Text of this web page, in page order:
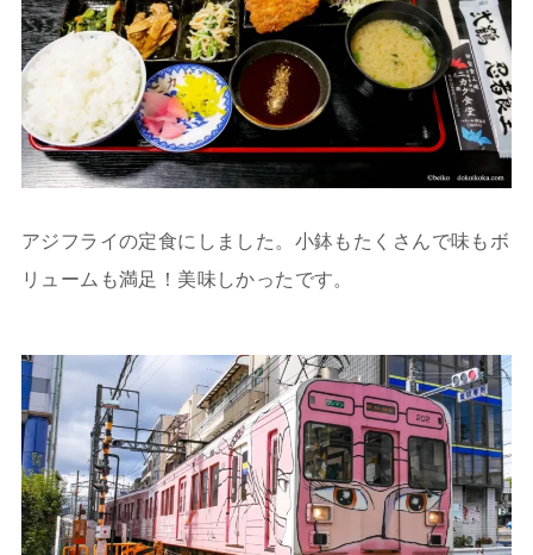
アジフライの定食にしました。小鉢もたくさんで味もボ
リュームも満足！美味しかったです。